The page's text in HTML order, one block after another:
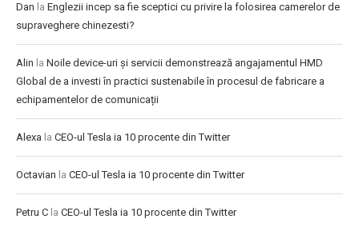
Dan la Englezii incep sa fie sceptici cu privire la folosirea camerelor de
supraveghere chinezesti?
Alin la Noile device-uri și servicii demonstrează angajamentul HMD
Global de a investi în practici sustenabile în procesul de fabricare a
echipamentelor de comunicații
Alexa la CEO-ul Tesla ia 10 procente din Twitter
Octavian la CEO-ul Tesla ia 10 procente din Twitter
Petru C la CEO-ul Tesla ia 10 procente din Twitter